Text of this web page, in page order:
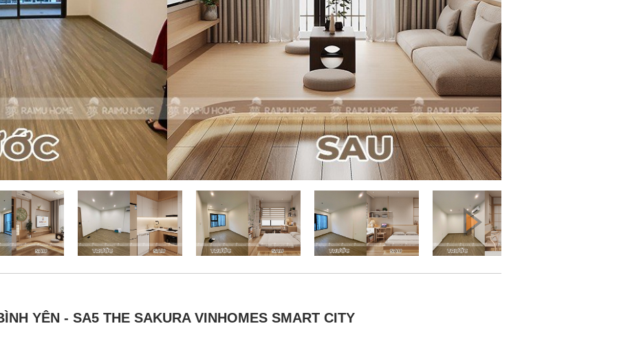
YÊN - SA5 THE SAKURA VINHOMES SMART CITY